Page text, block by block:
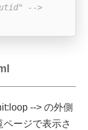
utid" -->
--> の外側
ージで表示さ